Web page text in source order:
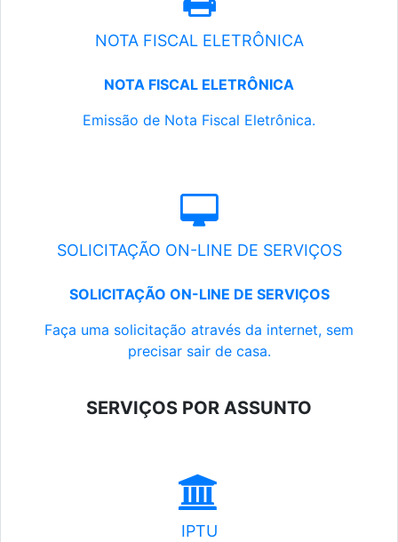
NOTA FISCAL ELETRÔNICA
NOTA FISCAL ELETRÔNICA
Emissão de Nota Fiscal Eletrônica.
SOLICITAÇÃO ON-LINE DE SERVIÇOS
SOLICITAÇÃO ON-LINE DE SERVIÇOS
Faça uma solicitação através da internet, sem
precisar sair de casa.
SERVIÇOS POR ASSUNTO
IPTU